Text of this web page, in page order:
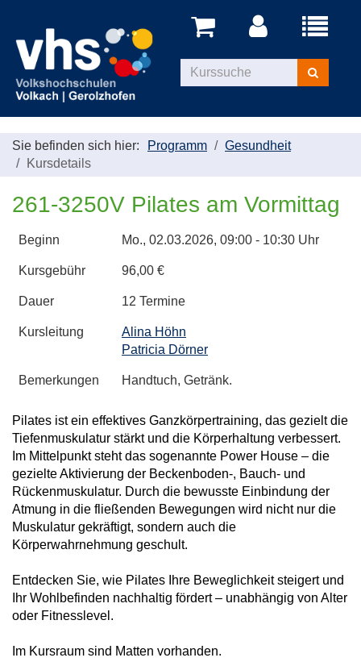
Menü
Kurse
suchen
Sie befinden sich hier: Programm
Gesundheit
Kursdetails
261-3250V Pilates am Vormittag
Beginn Mo., 02.03.2026, 09:00 - 10:30 Uhr
Kursgebühr 96,00 €
Dauer 12 Termine
Kursleitung
Alina Höhn
Patricia Dörner
Bemerkungen Handtuch, Getränk.
Pilates ist ein effektives Ganzkörpertraining, das gezielt die
Tiefenmuskulatur stärkt und die Körperhaltung verbessert.
Im Mittelpunkt steht das sogenannte Power House – die
gezielte Aktivierung der Beckenboden-, Bauch- und
Rückenmuskulatur. Durch die bewusste Einbindung der
Atmung in die fließenden Bewegungen wird nicht nur die
Muskulatur gekräftigt, sondern auch die
Körperwahrnehmung geschult.
Entdecken Sie, wie Pilates Ihre Beweglichkeit steigert und
Ihr Wohlbefinden nachhaltig fördert – unabhängig von Alter
oder Fitnesslevel.
Im Kursraum sind Matten vorhanden.